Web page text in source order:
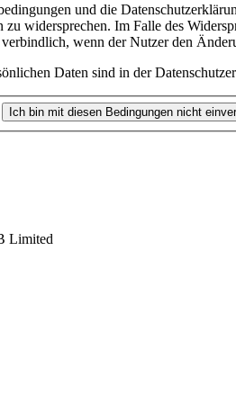
und die
widersprechen. Im Falle des
wenn der Nutzer den
Daten sind in der
Limited